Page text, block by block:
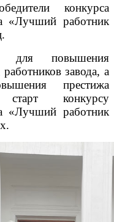
конкурса
«Лучший работник
повышения
завода, а
престижа
конкурсу
«Лучший работник